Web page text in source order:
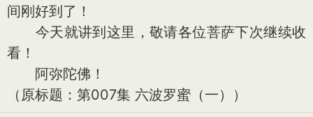
间刚好到了！
今天就讲到这里，敬请各位菩萨下次继续收
看！
阿弥陀佛！
（原标题：第007集 六波罗蜜（一））